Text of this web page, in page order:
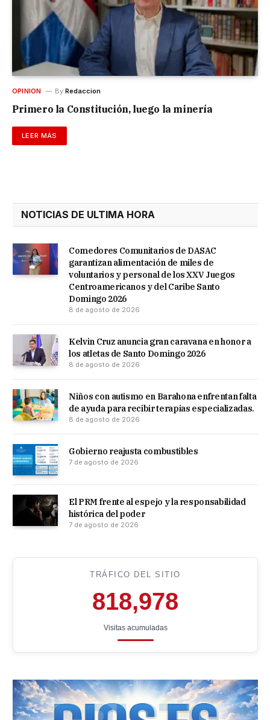
OPINION By Redaccion
Primero la Constitución, luego la minería
LEER MÁS
NOTICIAS DE ULTIMA HORA
Comedores Comunitarios de DASAC
garantizan alimentación de miles de
voluntarios y personal de los XXV Juegos
Centroamericanos y del Caribe Santo
Domingo 2026
8 de agosto de 2026
Kelvin Cruz anuncia gran caravana en honor a
los atletas de Santo Domingo 2026
8 de agosto de 2026
Niños con autismo en Barahona enfrentan falta
de ayuda para recibir terapias especializadas.
8 de agosto de 2026
Gobierno reajusta combustibles
7 de agosto de 2026
El PRM frente al espejo y la responsabilidad
histórica del poder
7 de agosto de 2026
TRÁFICO DEL SITIO
818,978
Visitas acumuladas